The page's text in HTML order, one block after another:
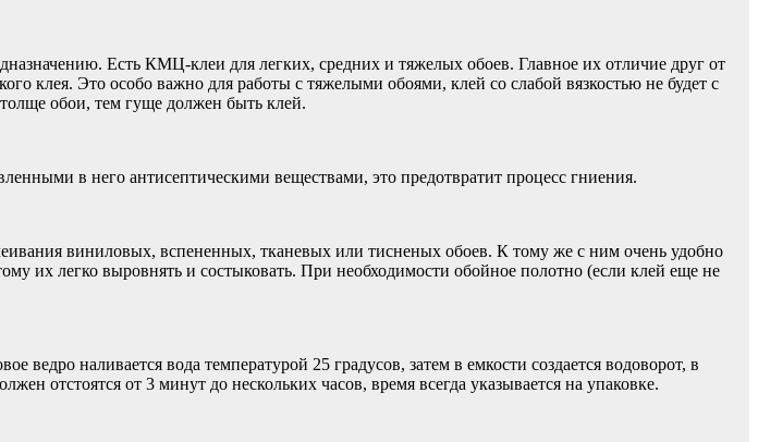
Есть КМЦ-клеи для легких, средних и тяжелых обоев. Главное их отличие друг от
клея. Это особо важно для работы с тяжелыми обоями, клей со слабой вязкостью не будет с
обои, тем гуще должен быть клей.
в него антисептическими веществами, это предотвратит процесс гниения.
виниловых, вспененных, тканевых или тисненых обоев. К тому же с ним очень удобно
их легко выровнять и состыковать. При необходимости обойное полотно (если клей еще не
наливается вода температурой 25 градусов, затем в емкости создается водоворот, в
отстоятся от 3 минут до нескольких часов, время всегда указывается на упаковке.